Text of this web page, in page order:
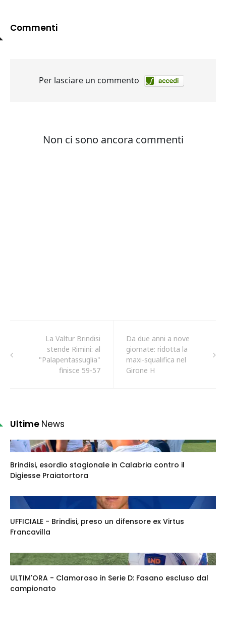
Commenti
La Valtur Brindisi
stende Rimini: al
"Palapentassuglia"
finisce 59-57
Da due anni a nove
giornate: ridotta la
maxi-squalifica nel
Girone H
Ultime News
Brindisi, esordio stagionale in Calabria contro il
Digiesse Praiatortora
UFFICIALE - Brindisi, preso un difensore ex Virtus
Francavilla
ULTIM'ORA - Clamoroso in Serie D: Fasano escluso dal
campionato